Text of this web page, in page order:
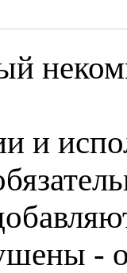
и
-